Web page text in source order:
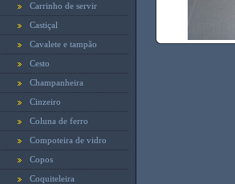
Carrinho de servir
Castiçal
Cavalete e tampão
Cesto
Champanheira
Cinzeiro
Coluna de ferro
Compoteira de vidro
Copos
Coquiteleira